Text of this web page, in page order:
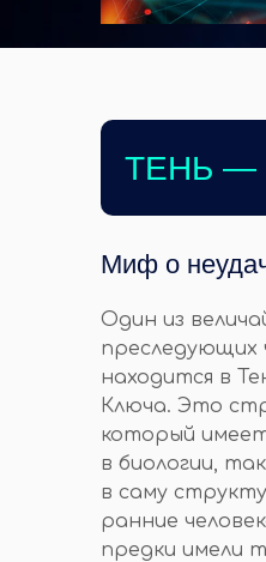
ТЕНЬ —
Один из
преследующих
находится в
Ключа. Это
который имеет
в биологии,
в саму
ранние
предки имели
Миф о